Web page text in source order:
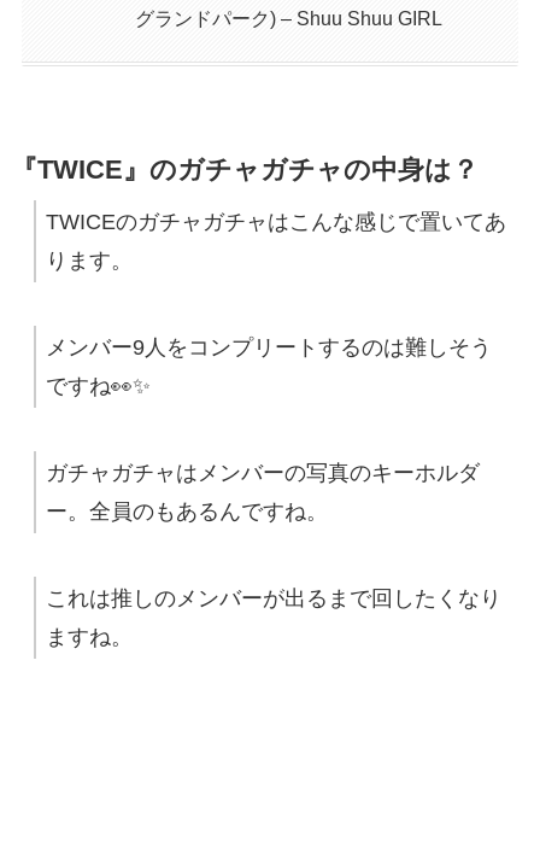
グランドパーク) – Shuu Shuu GIRL
『TWICE』のガチャガチャの中身は？
TWICEのガチャガチャはこんな感じで置いてあ
ります。
メンバー9人をコンプリートするのは難しそう
ですね👀✨
ガチャガチャはメンバーの写真のキーホルダ
ー。全員のもあるんですね。
これは推しのメンバーが出るまで回したくなり
ますね。